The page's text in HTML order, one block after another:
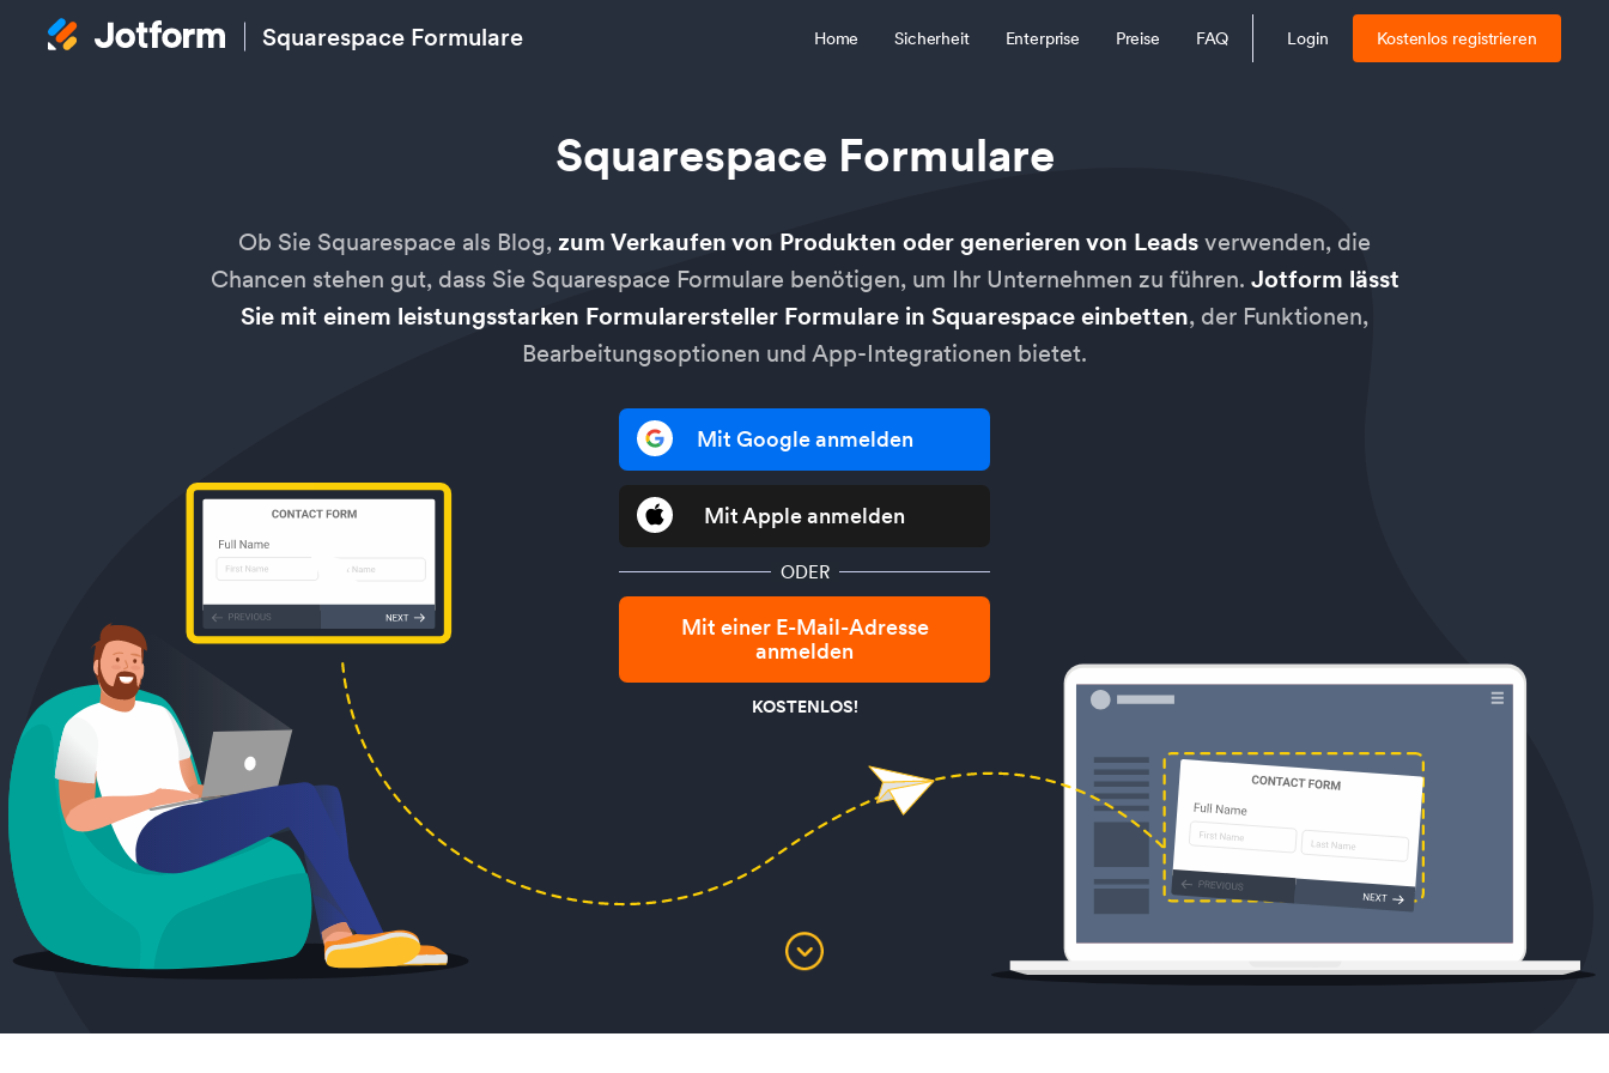
Squarespace Formulare Home Sicherheit Enterprise Preise FAQ Login Kostenlos registrieren
Squarespace Formulare
Ob Sie Squarespace als Blog,zum Verkaufen von Produkten oder generieren von Leadsverwenden, die
Chancen stehen gut, dass Sie Squarespace Formulare benötigen, um Ihr Unternehmen zu führen. Jotform lässt
Sie mit einem leistungsstarken Formularersteller Formulare in Squarespace einbetten, der Funktionen,
Bearbeitungsoptionen und App-Integrationen bietet.
Mit Google anmelden
Mit Apple anmelden
ODER
Mit einer E-Mail-Adresse
anmelden
KOSTENLOS!